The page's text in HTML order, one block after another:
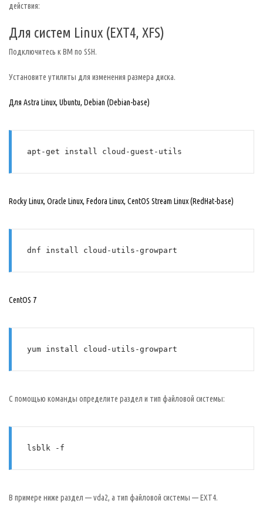
действия:
Для систем Linux (EXT4, XFS)
Подключитесь к ВМ по SSH.
Установите утилиты для изменения размера диска.
Для Astra Linux, Ubuntu, Debian (Debian-base)
apt-get install cloud-guest-utils
Rocky Linux, Oracle Linux, Fedora Linux, CentOS Stream Linux (RedHat-base)
dnf install cloud-utils-growpart
CentOS 7
yum install cloud-utils-growpart
С помощью команды определите раздел и тип файловой системы:
lsblk -f
В примере ниже раздел — vda2, а тип файловой системы — EXT4.